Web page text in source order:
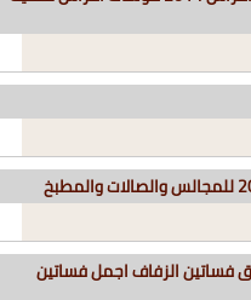
فساتين زفاف محجبات2015 ارق فساتين الزفاف اجمل فساتين